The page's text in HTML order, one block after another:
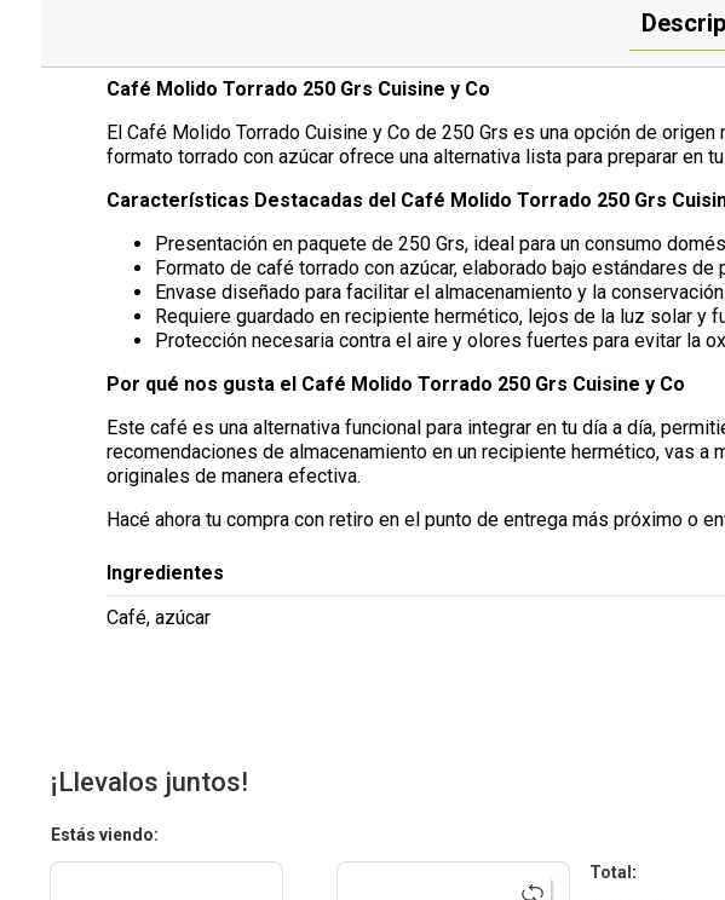
Café Molido Torrado 250 Grs Cuisine y Co
El Café Molido Torrado Cuisine y Co de 250 Grs es una opción de
formato torrado con azúcar ofrece una alternativa lista para preparar en
Características Destacadas del Café Molido Torrado 250 Grs
Presentación en paquete de 250 Grs, ideal para un consumo
Formato de café torrado con azúcar, elaborado bajo estándares de
Envase diseñado para facilitar el almacenamiento y la
Requiere guardado en recipiente hermético, lejos de la luz solar y
Protección necesaria contra el aire y olores fuertes para evitar la
Por qué nos gusta el Café Molido Torrado 250 Grs Cuisine y Co
Este café es una alternativa funcional para integrar en tu día a día,
recomendaciones de almacenamiento en un recipiente hermético, vas
originales de manera efectiva.
Hacé ahora tu compra con retiro en el punto de entrega más próximo o
Ingredientes
Café, azúcar
¡Llevalos juntos!
Estás viendo:
: